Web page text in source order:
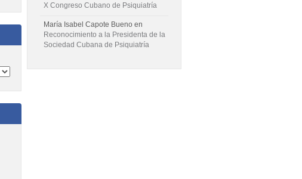
X Congreso Cubano de Psiquiatría
María Isabel Capote Bueno en
Reconocimiento a la Presidenta de la
Sociedad Cubana de Psiquiatría